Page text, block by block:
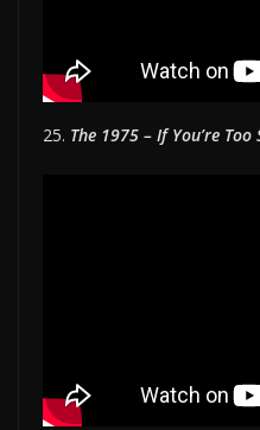
25. The 1975 – If You’re Too